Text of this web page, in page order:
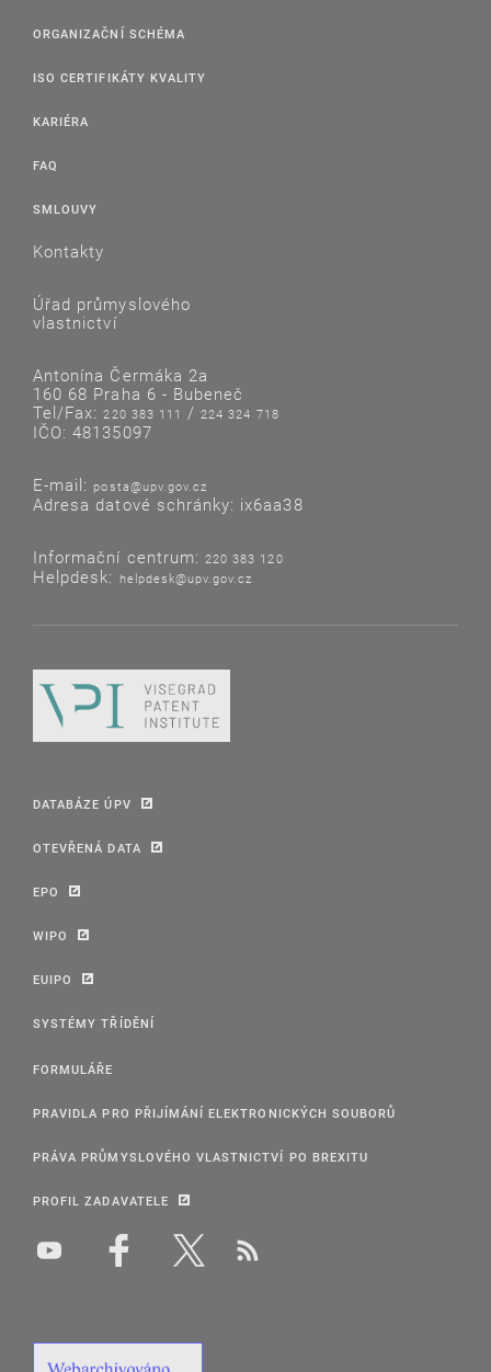
ORGANIZAČNÍ SCHÉMA
ISO CERTIFIKÁTY KVALITY
KARIÉRA
FAQ
SMLOUVY
Kontakty
Úřad průmyslového
vlastnictví
Antonína Čermáka 2a
160 68 Praha 6 - Bubeneč
Tel/Fax:220 383 111 /224 324 718
IČO: 48135097
E-mail: posta@upv.gov.cz
Adresa datové schránky: ix6aa38
Informační centrum: 220 383 120
Helpdesk: helpdesk@upv.gov.cz
DATABÁZE ÚPV
OTEVŘENÁ DATA
EPO
WIPO
EUIPO
SYSTÉMY TŘÍDĚNÍ
FORMULÁŘE
PRAVIDLA PRO PŘIJÍMÁNÍ ELEKTRONICKÝCH SOUBORŮ
PRÁVA PRŮMYSLOVÉHO VLASTNICTVÍ PO BREXITU
PROFIL ZADAVATELE